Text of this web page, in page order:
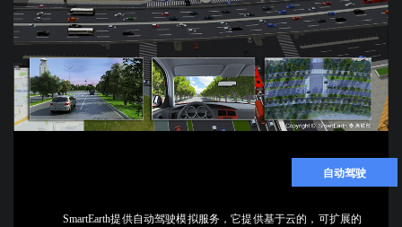
自动驾驶
SmartEarth提供自动驾驶模拟服务，它提供基于云的，可扩展的